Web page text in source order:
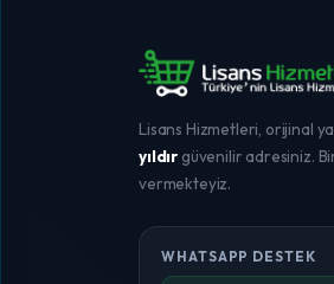
Lisans Hizmetleri, orijinal
yıldır güvenilir adresiniz.
vermekteyiz.
WHATSAPP DESTEK